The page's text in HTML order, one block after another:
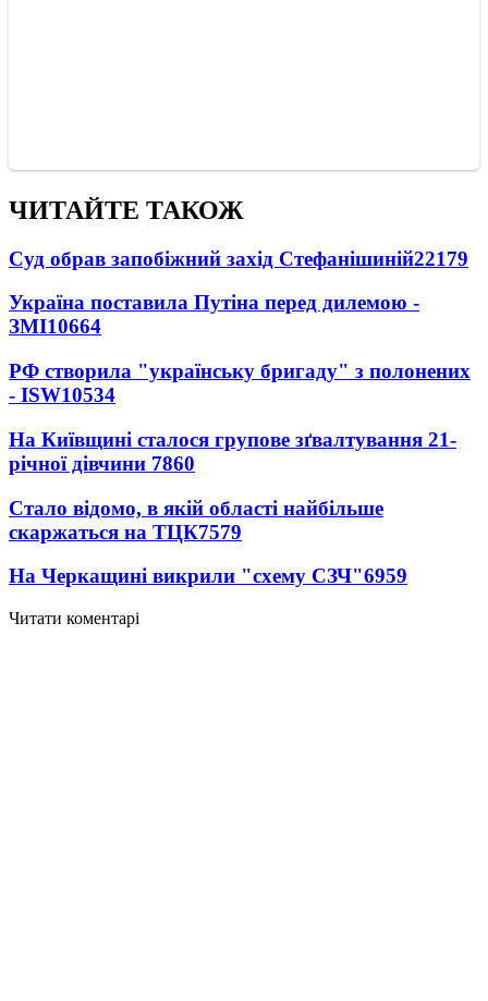
ЧИТАЙТЕ ТАКОЖ
Суд обрав запобіжний захід Стефанішиній22179
Україна поставила Путіна перед дилемою -
ЗМІ10664
РФ створила "українську бригаду" з полонених
- ISW10534
На Київщині сталося групове зґвалтування 21-
річної дівчини 7860
Стало відомо, в якій області найбільше
скаржаться на ТЦК7579
На Черкащині викрили "схему СЗЧ"6959
Читати коментарі